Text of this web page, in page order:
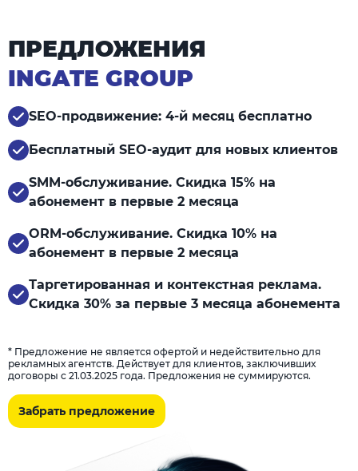
ПРЕДЛОЖЕНИЯ
INGATE GROUP
SEO-продвижение: 4-й месяц бесплатно
Бесплатный SEO-аудит для новых клиентов
SMM-обслуживание. Скидка 15% на
абонемент в первые 2 месяца
ORM-обслуживание. Скидка 10% на
абонемент в первые 2 месяца
Таргетированная и контекстная реклама.
Скидка 30% за первые 3 месяца абонемента
* Предложение не является офертой и недействительно для
рекламных агентств. Действует для клиентов, заключивших
договоры с 21.03.2025 года. Предложения не суммируются.
Забрать предложение